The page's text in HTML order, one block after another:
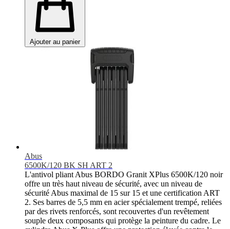
Ajouter au panier
Abus
6500K/120 BK SH ART 2
L'antivol pliant Abus BORDO Granit XPlus 6500K/120 noir
offre un très haut niveau de sécurité, avec un niveau de
sécurité Abus maximal de 15 sur 15 et une certification ART
2. Ses barres de 5,5 mm en acier spécialement trempé, reliées
par des rivets renforcés, sont recouvertes d'un revêtement
souple deux composants qui protège la peinture du cadre. Le